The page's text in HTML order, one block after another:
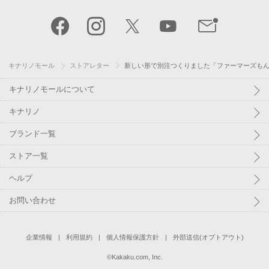
キナリノモール ストアレター 新しい形で別注つくりました「ファーマーズも
キナリノモールについて
キナリノ
ブランド一覧
ストア一覧
ヘルプ
お問い合わせ
企業情報 利用規約 個人情報保護方針 外部送信(オプトアウト)
©Kakaku.com, Inc.